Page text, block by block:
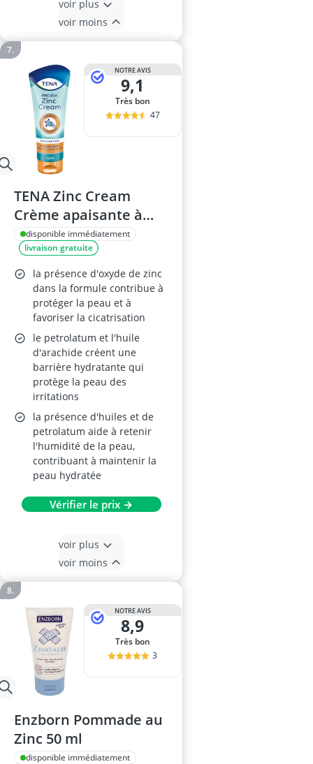
voir plus
voir moins
NOTRE AVIS
9,1
Très bon
47
TENA Zinc Cream
Crème apaisante à
l'oxyde de zinc et
vitamine E pour peaux
sèches et irritées
disponible immédiatement
livraison gratuite
la présence d'oxyde de zinc
dans la formule contribue à
protéger la peau et à
favoriser la cicatrisation
le petrolatum et l'huile
d'arachide créent une
barrière hydratante qui
protège la peau des
irritations
la présence d'huiles et de
petrolatum aide à retenir
l'humidité de la peau,
contribuant à maintenir la
peau hydratée
Vérifier le prix →
voir plus
voir moins
NOTRE AVIS
8,9
Très bon
3
Enzborn Pommade au
Zinc 50 ml
disponible immédiatement